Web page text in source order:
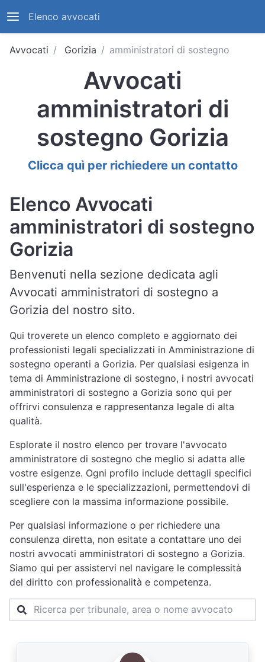
Elenco avvocati
Avvocati Gorizia amministratori di sostegno
Avvocati
amministratori di
sostegno Gorizia
Clicca quì per richiedere un contatto
Elenco Avvocati
amministratori di sostegno
Gorizia
Benvenuti nella sezione dedicata agli
Avvocati amministratori di sostegno a
Gorizia del nostro sito.
Qui troverete un elenco completo e aggiornato dei
professionisti legali specializzati in Amministrazione di
sostegno operanti a Gorizia. Per qualsiasi esigenza in
tema di Amministrazione di sostegno, i nostri avvocati
amministratori di sostegno a Gorizia sono qui per
offrirvi consulenza e rappresentanza legale di alta
qualità.
Esplorate il nostro elenco per trovare l'avvocato
amministratore di sostegno che meglio si adatta alle
vostre esigenze. Ogni profilo include dettagli specifici
sull'esperienza e le specializzazioni, permettendovi di
scegliere con la massima informazione possibile.
Per qualsiasi informazione o per richiedere una
consulenza diretta, non esitate a contattare uno dei
nostri avvocati amministratori di sostegno a Gorizia.
Siamo qui per assistervi nel navigare le complessità
del diritto con professionalità e competenza.